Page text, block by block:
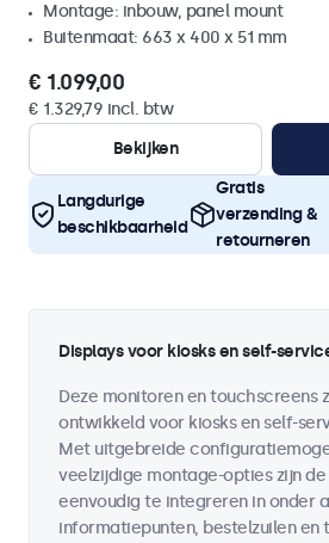
Montage: inbouw, panel mount
Buitenmaat: 663 x 400 x 51 mm
€ 1.099,00
€ 1.329,79 incl. btw
Bekijken
Langdurige
beschikbaarheid
Gratis
verzending &
retourneren
Displays voor kiosks en self-
Deze monitoren en touchscreens
ontwikkeld voor kiosks en self-
Met uitgebreide
veelzijdige montage-opties zijn de
eenvoudig te integreren in onder
informatiepunten, bestelzuilen